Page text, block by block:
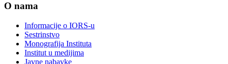
O nama
Informacije o IORS-u
Sestrinstvo
Monografija Instituta
Institut u medijima
Javne nabavke